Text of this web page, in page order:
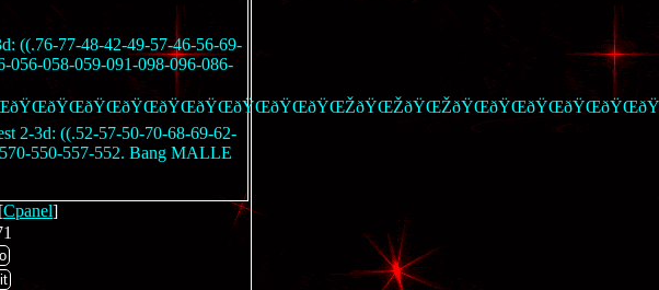
((.76-77-48-42-49-57-46-56-69-
056-058-059-091-098-096-086-
2-3d: ((.52-57-50-70-68-69-62-
550-557-552. Bang MALLE
Cpanel]